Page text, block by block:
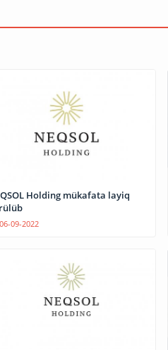
Holding mükafata layiq
06-09-2022